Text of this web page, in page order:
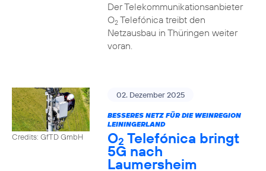
Der Telekommunikationsanbieter
O2Telefónica treibt den
Netzausbau in Thüringen weiter
voran.
Credits: GfTD GmbH
02. Dezember 2025
BESSERES NETZ FÜR DIE WEINREGION
LEININGERLAND
O2 Telefónica bringt
5G nach
Laumersheim